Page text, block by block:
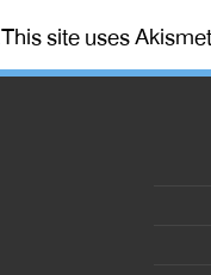
This site uses